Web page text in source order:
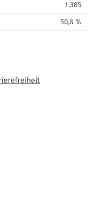
1.385
50,8 %